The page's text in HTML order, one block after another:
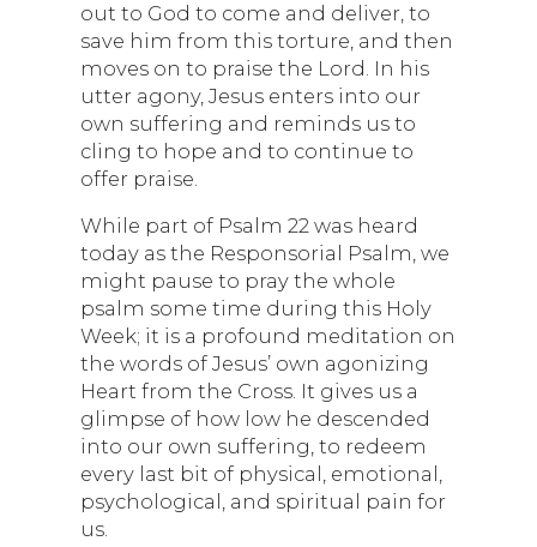
out to God to come and deliver, to
save him from this torture, and then
moves on to praise the Lord. In his
utter agony, Jesus enters into our
own suffering and reminds us to
cling to hope and to continue to
offer praise.
While part of Psalm 22 was heard
today as the Responsorial Psalm, we
might pause to pray the whole
psalm some time during this Holy
Week; it is a profound meditation on
the words of Jesus’ own agonizing
Heart from the Cross. It gives us a
glimpse of how low he descended
into our own suffering, to redeem
every last bit of physical, emotional,
psychological, and spiritual pain for
us.